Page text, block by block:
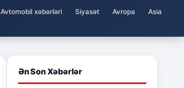
Avtomobil xəbərləri Siyasət Avropa
Asia
Ən Son Xəbərlər